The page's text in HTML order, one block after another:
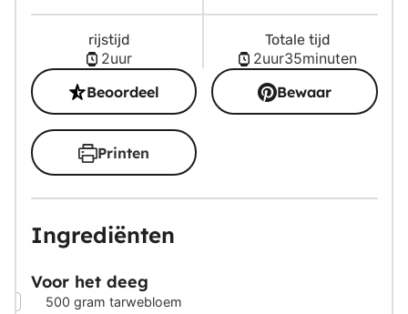
rijstijd
2uur
uur
Totale tijd
2uur
uur35minuten
minuten
Beoordeel
Bewaar
Printen
Ingrediënten
Voor het deeg
500 gram tarwebloem